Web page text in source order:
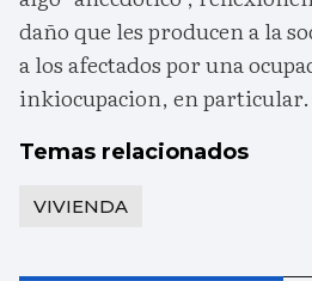
daño que les producen a la
a los afectados por una
inkiocupacion, en particular.
Temas relacionados
VIVIENDA